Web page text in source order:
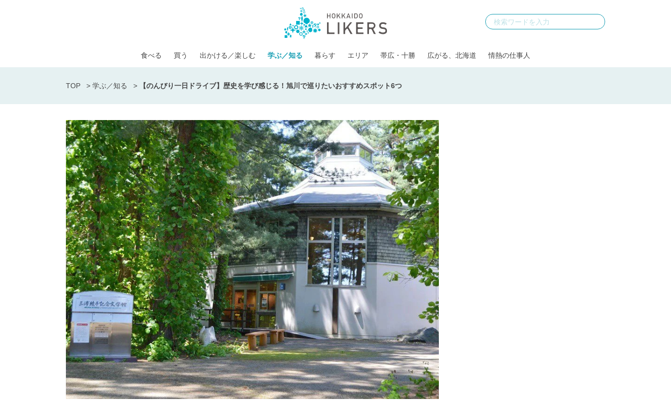
食べる 買う 出かける／楽しむ 学ぶ／知る 暮らす エリア 帯広・十勝 広がる、北海道 情熱の仕事人
TOP > 学ぶ／知る > 【のんびり一日ドライブ】歴史を学び感じる！旭川で巡りたいおすすめスポット6つ